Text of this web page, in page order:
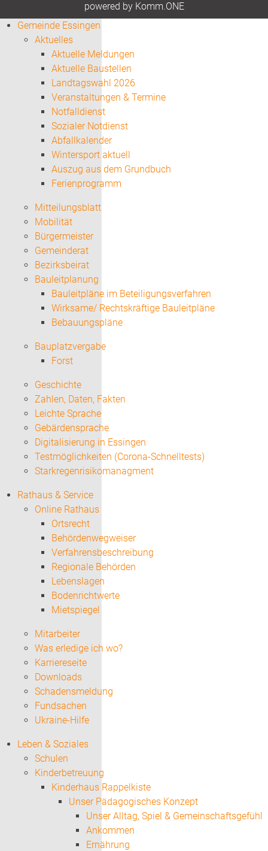
powered by Komm.ONE
Gemeinde Essingen
Aktuelles
Aktuelle Meldungen
Aktuelle Baustellen
Landtagswahl 2026
Veranstaltungen & Termine
Notfalldienst
Sozialer Notdienst
Abfallkalender
Wintersport aktuell
Auszug aus dem Grundbuch
Ferienprogramm
Mitteilungsblatt
Mobilität
Bürgermeister
Gemeinderat
Bezirksbeirat
Bauleitplanung
Bauleitpläne im Beteiligungsverfahren
Wirksame/ Rechtskräftige Bauleitpläne
Bebauungspläne
Bauplatzvergabe
Forst
Geschichte
Zahlen, Daten, Fakten
Leichte Sprache
Gebärdensprache
Digitalisierung in Essingen
Testmöglichkeiten (Corona-Schnelltests)
Starkregenrisikomanagment
Rathaus & Service
Online Rathaus
Ortsrecht
Behördenwegweiser
Verfahrensbeschreibung
Regionale Behörden
Lebenslagen
Bodenrichtwerte
Mietspiegel
Mitarbeiter
Was erledige ich wo?
Karriereseite
Downloads
Schadensmeldung
Fundsachen
Ukraine-Hilfe
Leben & Soziales
Schulen
Kinderbetreuung
Kinderhaus Rappelkiste
Unser Pädagogisches Konzept
Unser Alltag, Spiel & Gemeinschaftsgefühl
Ankommen
Ernährung